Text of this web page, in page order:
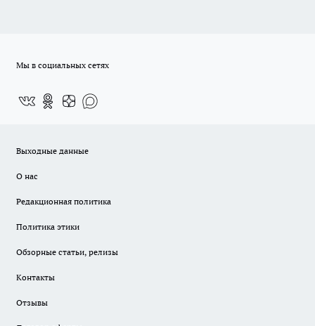
Мы в социальных сетях
Выходные данные
О нас
Редакционная политика
Политика этики
Обзорные статьи, релизы
Контакты
Отзывы